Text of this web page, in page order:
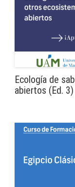
Ecología de
abiertos (Ed. 3)